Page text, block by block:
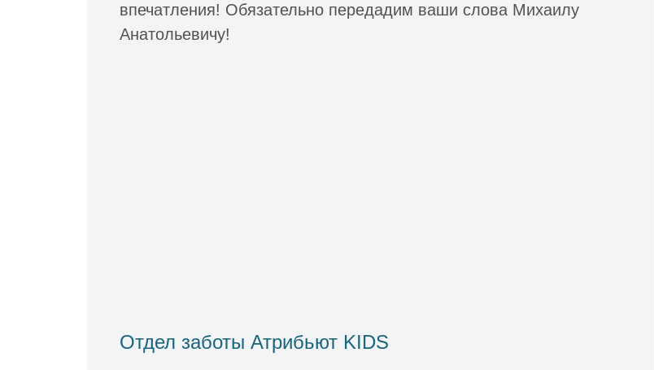
впечатления! Обязательно передадим ваши слова Михаилу
Анатольевичу!
Отдел заботы Атрибьют KIDS